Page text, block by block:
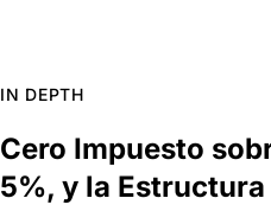
IN DEPTH
Cero Impuesto
5%, y la